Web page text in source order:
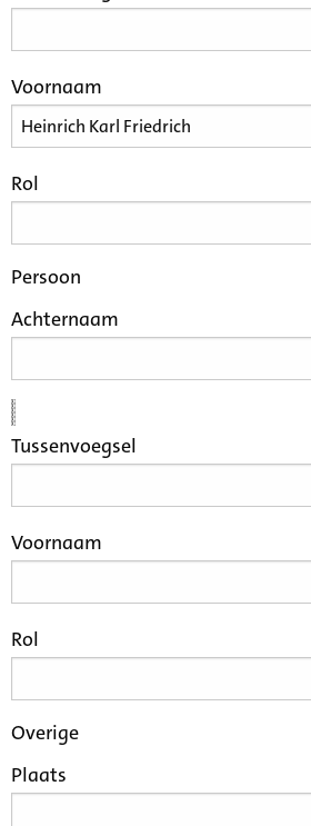
Voornaam
Rol
Persoon
Achternaam
Tussenvoegsel
Voornaam
Rol
Overige
Plaats